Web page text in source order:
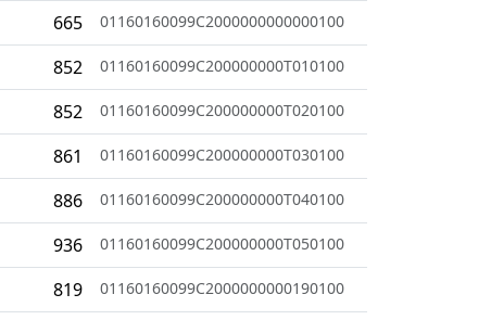
665 01160160099C2000000000000100
852 01160160099C200000000T010100
852 01160160099C200000000T020100
861 01160160099C200000000T030100
886 01160160099C200000000T040100
936 01160160099C200000000T050100
819 01160160099C2000000000190100